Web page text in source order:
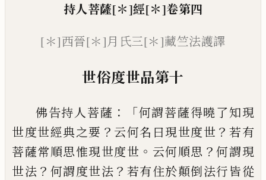
持人菩薩[＊]經[＊]卷第四
[＊]西晉[＊]月氏三[＊]藏竺法護譯
世俗度世品第十
佛告持人菩薩 ：「何謂菩薩得曉了知現
世度世經典之要 ？ 云何名曰現世度世 ？若有
菩薩常順思惟現世度世 。 云何順思 ？何謂現
世法 ？ 何謂度世法 ？ 若有住於顛倒法行皆從